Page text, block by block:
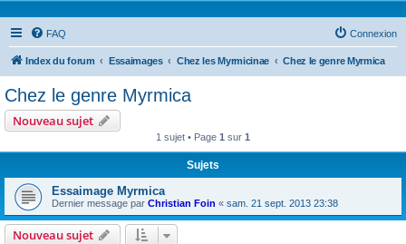
FAQ Connexion
Index du forum Essaimages Chez les Myrmicinae Chez le genre Myrmica
Chez le genre Myrmica
Nouveau sujet
1 sujet • Page 1 sur 1
Sujets
Essaimage Myrmica
Dernier message par Christian Foin « sam. 21 sept. 2013 23:38
Nouveau sujet